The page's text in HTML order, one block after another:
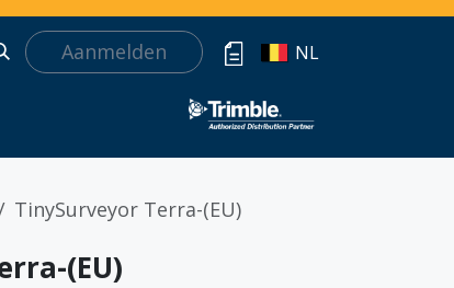
Aanmelden NL
TinySurveyor Terra-(EU)
(EU)